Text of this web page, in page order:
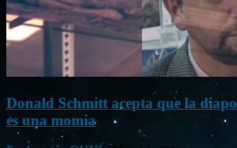
Donald Schmitt acepta que la
es una momia